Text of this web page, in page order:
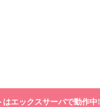
はエックスサーバで動作中!